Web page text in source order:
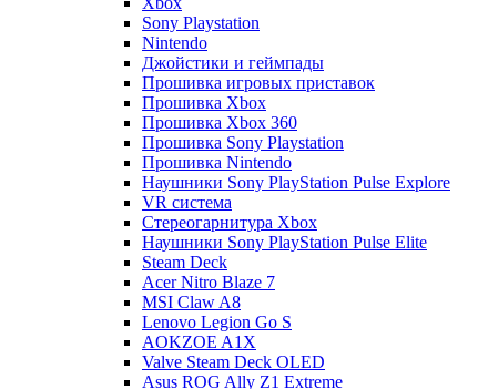
Sony Playstation
Nintendo
Джойстики и геймпады
Прошивка игровых приставок
Прошивка Xbox
Прошивка Xbox 360
Прошивка Sony Playstation
Прошивка Nintendo
Наушники Sony PlayStation Pulse Explore
VR система
Стереогарнитура Xbox
Наушники Sony PlayStation Pulse Elite
Steam Deck
Acer Nitro Blaze 7
MSI Claw A8
Lenovo Legion Go S
AOKZOE A1X
Valve Steam Deck OLED
Asus ROG Ally Z1 Extreme